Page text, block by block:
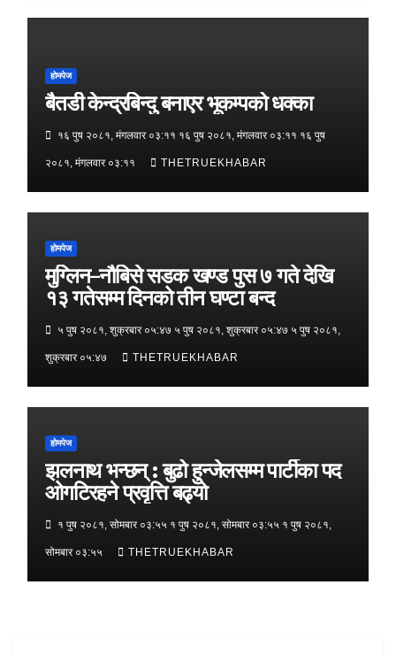
होमपेज
बैतडी केन्द्रबिन्दु बनाएर भूकम्पको धक्का
१६ पुष २०८१, मंगलवार ०३:११ १६ पुष २०८१, मंगलवार ०३:११ १६ पुष
२०८१, मंगलवार ०३:११ THETRUEKHABAR
होमपेज
मुग्लिन–नौबिसे सडक खण्ड पुस ७ गते देखि
१३ गतेसम्म दिनको तीन घण्टा बन्द
५ पुष २०८१, शुक्रबार ०५:४७ ५ पुष २०८१, शुक्रबार ०५:४७ ५ पुष २०८१,
शुक्रबार ०५:४७ THETRUEKHABAR
होमपेज
झलनाथ भन्छन् : बुढो हुन्जेलसम्म पार्टीका पद
ओगटिरहने प्रवृत्ति बढ्यो
१ पुष २०८१, सोमबार ०३:५५ १ पुष २०८१, सोमबार ०३:५५ १ पुष २०८१,
सोमबार ०३:५५ THETRUEKHABAR